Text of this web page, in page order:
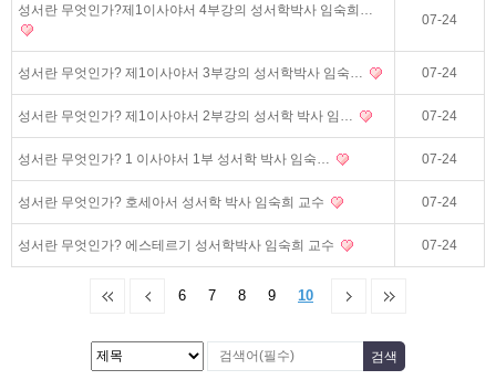
성서란 무엇인가?제1이사야서 4부강의 성서학박사 임숙희…
07-24
성서란 무엇인가? 제1이사야서 3부강의 성서학박사 임숙… 07-24
성서란 무엇인가? 제1이사야서 2부강의 성서학 박사 임… 07-24
성서란 무엇인가? 1 이사야서 1부 성서학 박사 임숙… 07-24
성서란 무엇인가? 호세아서 성서학 박사 임숙희 교수 07-24
성서란 무엇인가? 에스테르기 성서학박사 임숙희 교수 07-24
6 7 8 9 10